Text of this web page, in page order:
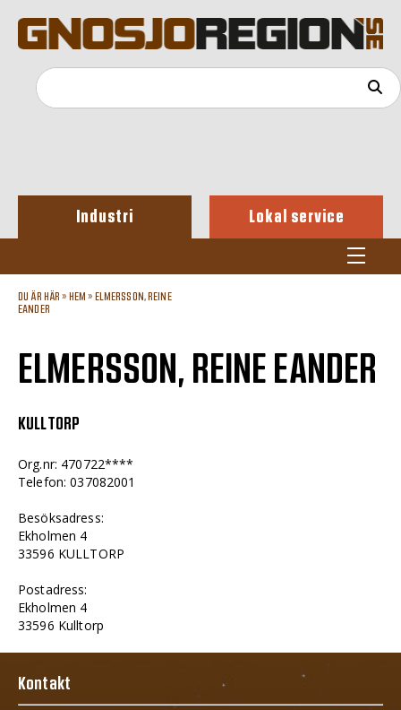
Industri Lokal service
DU ÄR HÄR » HEM » ELMERSSON, REINE
EANDER
ELMERSSON, REINE EANDER
KULLTORP
Org.nr: 470722****
Telefon: 037082001
Besöksadress:
Ekholmen 4
33596 KULLTORP
Postadress:
Ekholmen 4
33596 Kulltorp
Kontakt